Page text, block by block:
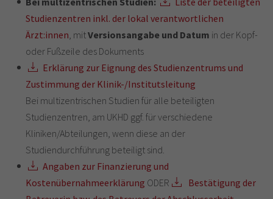
Studienzentren inkl. der lokal verantwortlichen
Ärzt:innen, mitVersionsangabe und Datum in der Kopf-
oder Fußzeile des Dokuments
Erklärung zur Eignung des Studienzentrums und
Zustimmung der Klinik-/Institutsleitung
Bei multizentrischen Studien für alle beteiligten
Studienzentren, am UKHD ggf. für verschiedene
Kliniken/Abteilungen, wenn diese an der
Studiendurchführung beteiligt sind.
Angaben zur Finanzierung und
Kostenübernahmeerklärung ODER
Bestätigung der